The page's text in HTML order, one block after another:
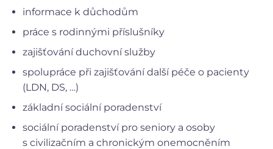
informace k důchodům
práce s rodinnými příslušníky
zajišťování duchovní služby
spolupráce při zajišťování další péče o pacienty
(LDN, DS, …)
základní sociální poradenství
sociální poradenství pro seniory a osoby
s civilizačním a chronickým onemocněním